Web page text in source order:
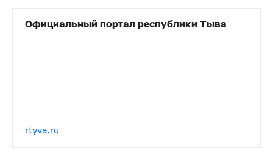
Официальный портал республики Тыва
rtyva.ru